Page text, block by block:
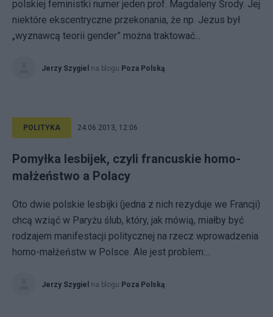
polskiej feministki numer jeden prof. Magdaleny Środy. Jej
niektóre ekscentryczne przekonania, że np. Jezus był
„wyznawcą teorii gender” można traktować...
Jerzy Szygiel na blogu Poza Polską
POLITYKA 24.06.2013, 12:06
Pomyłka lesbijek, czyli francuskie homo-
małżeństwo a Polacy
Oto dwie polskie lesbijki (jedna z nich rezyduje we Francji)
chcą wziąć w Paryżu ślub, który, jak mówią, miałby być
rodzajem manifestacji politycznej na rzecz wprowadzenia
homo-małżeństw w Polsce. Ale jest problem:...
Jerzy Szygiel na blogu Poza Polską